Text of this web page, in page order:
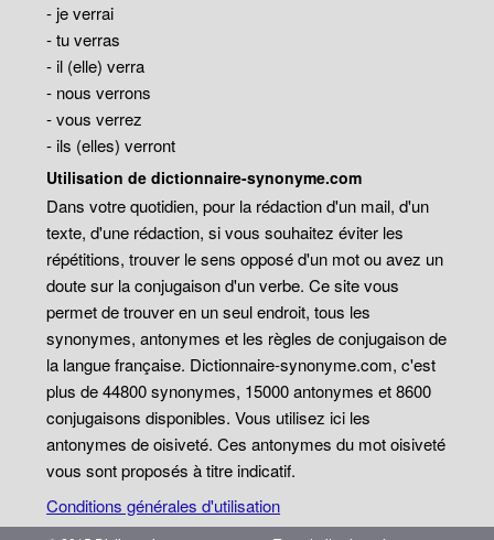
- je verrai
- tu verras
- il (elle) verra
- nous verrons
- vous verrez
- ils (elles) verront
Utilisation de dictionnaire-synonyme.com
Dans votre quotidien, pour la rédaction d'un mail, d'un
texte, d'une rédaction, si vous souhaitez éviter les
répétitions, trouver le sens opposé d'un mot ou avez un
doute sur la conjugaison d'un verbe. Ce site vous
permet de trouver en un seul endroit, tous les
synonymes, antonymes et les règles de conjugaison de
la langue française. Dictionnaire-synonyme.com, c'est
plus de 44800 synonymes, 15000 antonymes et 8600
conjugaisons disponibles. Vous utilisez ici les
antonymes de oisiveté. Ces antonymes du mot oisiveté
vous sont proposés à titre indicatif.
Conditions générales d'utilisation